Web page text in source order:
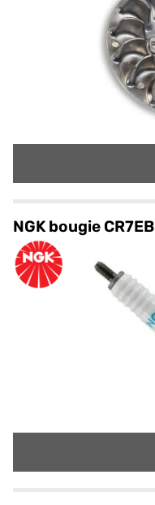
NGK bougie CR7EB